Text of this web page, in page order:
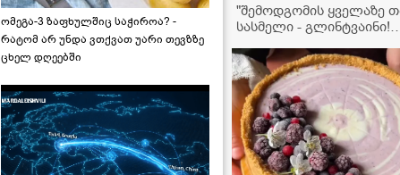
ომეგა-3 ზაფხულშიც საჭიროა? -
რატომ არ უნდა ვთქვათ უარი თევზზე
ცხელ დღეებში
"შემოდგომის ყველაზე
სასმელი - გლინტვაინი!
და სწრაფად" -